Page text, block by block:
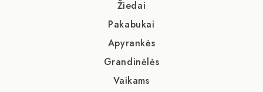
Žiedai
Pakabukai
Apyrankės
Grandinėlės
Vaikams